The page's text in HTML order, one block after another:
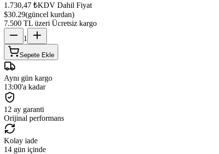
1.730,47 ₺KDV Dahil Fiyat
$30.29(güncel kurdan)
7.500 TL üzeri Ücretsiz kargo
1
Sepete Ekle
Aynı gün kargo
13:00'a kadar
12 ay garanti
Orijinal performans
Kolay iade
14 gün içinde